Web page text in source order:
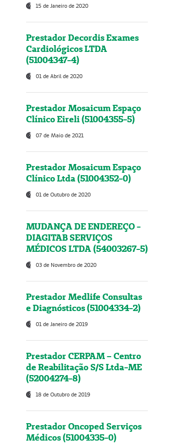
15 de Janeiro de 2020
Prestador Decordis Exames
Cardiológicos LTDA
(51004347-4)
01 de Abril de 2020
Prestador Mosaicum Espaço
Clínico Eireli (51004355-5)
07 de Maio de 2021
Prestador Mosaicum Espaço
Clínico Ltda (51004352-0)
01 de Outubro de 2020
MUDANÇA DE ENDEREÇO -
DIAGITAB SERVIÇOS
MÉDICOS LTDA (54003267-5)
03 de Novembro de 2020
Prestador Medlife Consultas
e Diagnósticos (51004334-2)
01 de Janeiro de 2019
Prestador CERPAM – Centro
de Reabilitação S/S Ltda-ME
(52004274-8)
18 de Outubro de 2019
Prestador Oncoped Serviços
Médicos (51004335-0)